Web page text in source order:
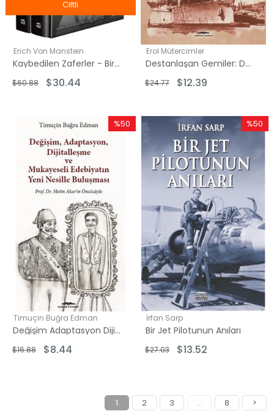
Erich Von Manstein
Kaybedilen Zaferler - Bir Askerin Hayatı - 2 Kitap Takım - Kutulu
$30.44
$60.88
Ciltli
Erol Mütercimler
Destanlaşan Gemiler: Destanlaşan Gemiler
$12.39
$24.77
Timuçin Buğra Edman
Değişim Adaptasyon Dijitalleşme ve Mukayeseli Edebiyatın Yeni Nesille Buluşması
$8.44
$16.88
%50
%50İndirim
İrfan Sarp
Bir Jet Pilotunun Anıları
$13.52
$27.03
%50
1 2 3 ... 8 >